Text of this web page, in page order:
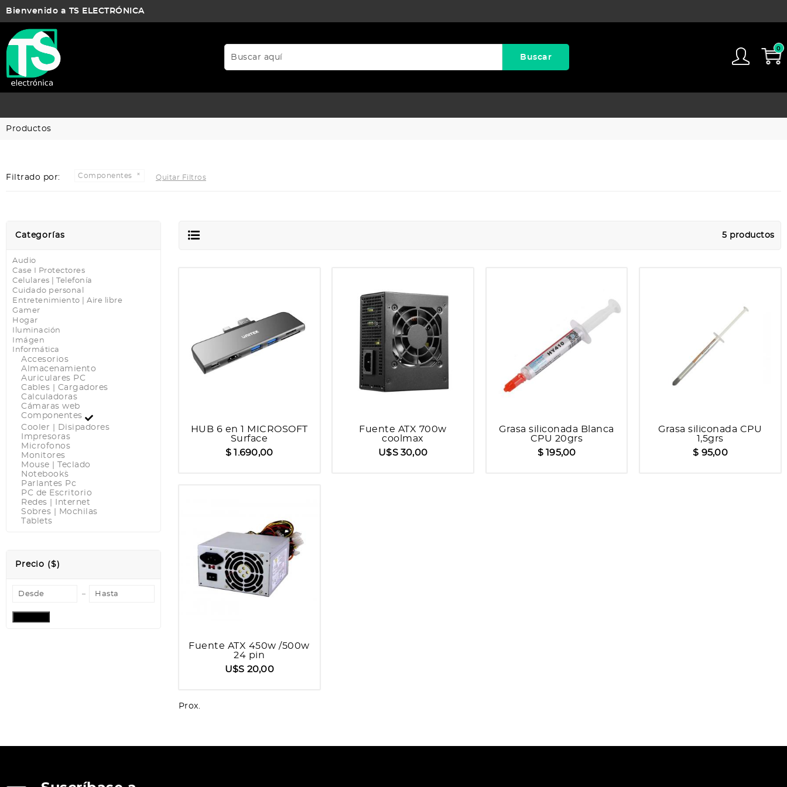
Bienvenido a TS ELECTRÓNICA
Buscar
0
Productos
Filtrado por: Componentes Quitar Filtros
Categorías
Audio
Case I Protectores
Celulares | Telefonía
Cuidado personal
Entretenimiento | Aire libre
Gamer
Hogar
Iluminación
Imágen
Informática
Accesorios
Almacenamiento
Auriculares PC
Cables | Cargadores
Calculadoras
Cámaras web
Componentes
Cooler | Disipadores
Impresoras
Microfonos
Monitores
Mouse | Teclado
Notebook`s
Parlantes Pc
PC de Escritorio
Redes | Internet
Sobres | Mochilas
Tablets
Precio ($)
5 productos
HUB 6 en 1 MICROSOFT
Surface
$ 1.690,00
Fuente ATX 700w
coolmax
U$S 30,00
Grasa siliconada Blanca
CPU 20grs
$ 195,00
Grasa siliconada CPU
1,5grs
$ 95,00
Fuente ATX 450w /500w
24 pin
U$S 20,00
Prox.